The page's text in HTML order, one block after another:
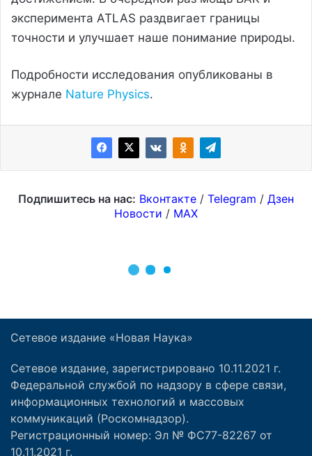
Сетевое издание «Новая Наука»
Сетевое издание, зарегистрировано 10.11.2021 г.
Федеральной службой по надзору в сфере связи,
информационных технологий и массовых
коммуникаций (Роскомнадзор).
Регистрационный номер: Эл № ФС77-82267 от
10.11.2021 г.